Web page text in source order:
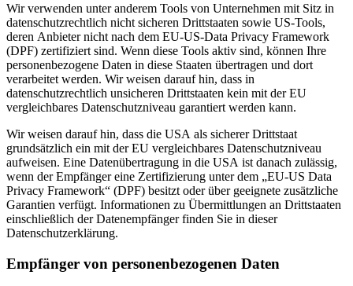
Wir verwenden unter anderem Tools von Unternehmen mit Sitz in
datenschutzrechtlich nicht sicheren Drittstaaten sowie US-Tools,
deren Anbieter nicht nach dem EU-US-Data Privacy Framework
(DPF) zertifiziert sind. Wenn diese Tools aktiv sind, können Ihre
personenbezogene Daten in diese Staaten übertragen und dort
verarbeitet werden. Wir weisen darauf hin, dass in
datenschutzrechtlich unsicheren Drittstaaten kein mit der EU
vergleichbares Datenschutzniveau garantiert werden kann.
Wir weisen darauf hin, dass die USA als sicherer Drittstaat
grundsätzlich ein mit der EU vergleichbares Datenschutzniveau
aufweisen. Eine Datenübertragung in die USA ist danach zulässig,
wenn der Empfänger eine Zertifizierung unter dem „EU-US Data
Privacy Framework“ (DPF) besitzt oder über geeignete zusätzliche
Garantien verfügt. Informationen zu Übermittlungen an Drittstaaten
einschließlich der Datenempfänger finden Sie in dieser
Datenschutzerklärung.
Empfänger von personenbezogenen Daten